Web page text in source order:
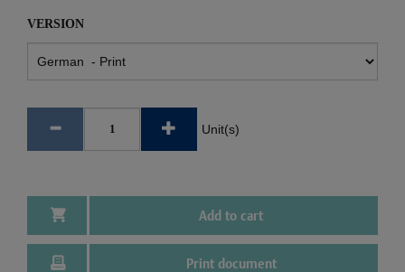
VERSION
Unit(s)
Add to cart
Print document